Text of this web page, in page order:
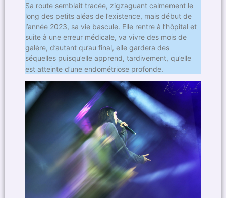
Sa route semblait tracée, zigzaguant calmement le
long des petits aléas de l’existence, mais début de
l’année 2023, sa vie bascule. Elle rentre à l’hôpital et
suite à une erreur médicale, va vivre des mois de
galère, d’autant qu’au final, elle gardera des
séquelles puisqu’elle apprend, tardivement, qu’elle
est atteinte d’une endométriose profonde.